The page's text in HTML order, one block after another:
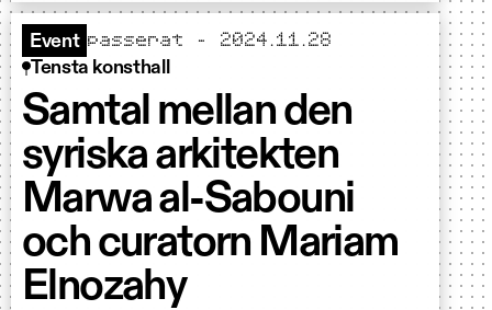
Event passerat - 2024.11.28
Tensta konsthall
Samtal mellan den
syriska arkitekten
Marwa al-Sabouni
och curatorn Mariam
Elnozahy